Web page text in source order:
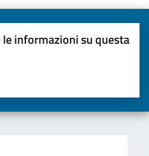
informazioni su questa
su 5
su 5
5